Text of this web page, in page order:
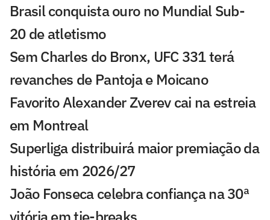
Brasil conquista ouro no Mundial Sub-
20 de atletismo
Sem Charles do Bronx, UFC 331 terá
revanches de Pantoja e Moicano
Favorito Alexander Zverev cai na estreia
em Montreal
Superliga distribuirá maior premiação da
história em 2026/27
João Fonseca celebra confiança na 30ª